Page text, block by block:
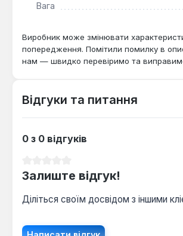
температурний режим.
Вага
Виробник може змінювати
попередження. Помітили помилку в
нам — швидко перевіримо та
Відгуки та питання
0 з 0 відгуків
Залиште відгук!
Діліться своїм досвідом з іншими